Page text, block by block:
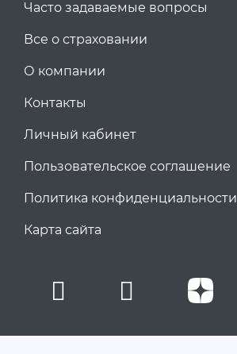
Часто задаваемые вопросы
Все о страховании
О компании
Контакты
Личный кабинет
Пользовательское соглашение
Политика конфиденциальности
Карта сайта